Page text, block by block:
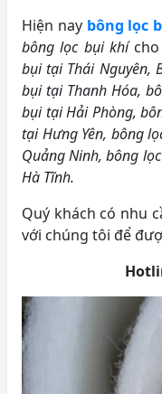
Hiện nay bông lọc
bông lọc bụi khícho
bụi tại Thái Nguyên,
bụi tại Thanh Hóa,
bụi tại Hải Phòng,
tại Hưng Yên, bông
Quảng Ninh, bông
Hà Tĩnh.
Quý khách có nhu
với chúng tôi để